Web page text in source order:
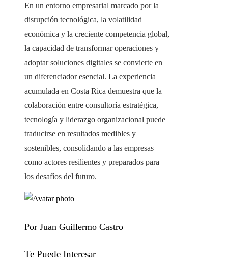
En un entorno empresarial marcado por la
disrupción tecnológica, la volatilidad
económica y la creciente competencia global,
la capacidad de transformar operaciones y
adoptar soluciones digitales se convierte en
un diferenciador esencial. La experiencia
acumulada en Costa Rica demuestra que la
colaboración entre consultoría estratégica,
tecnología y liderazgo organizacional puede
traducirse en resultados medibles y
sostenibles, consolidando a las empresas
como actores resilientes y preparados para
los desafíos del futuro.
Por Juan Guillermo Castro
Te Puede Interesar